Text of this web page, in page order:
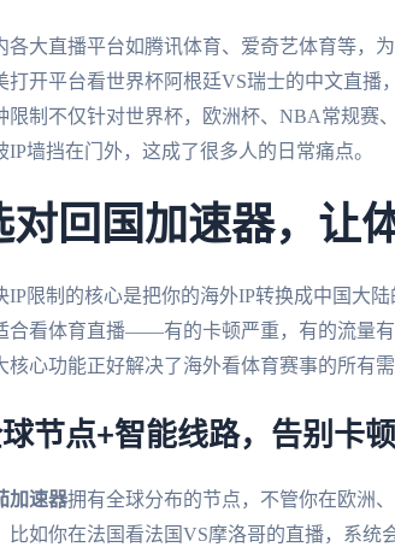
各大直播平台如腾讯体育、爱奇艺体育等，
打开平台看世界杯阿根廷VS瑞士的中文直播
限制不仅针对世界杯，欧洲杯、NBA常规赛
IP墙挡在门外，这成了很多人的日常痛点。
对回国加速器，让
IP限制的核心是把你的海外IP转换成中国大
合看体育直播——有的卡顿严重，有的流量
核心功能正好解决了海外看体育赛事的所有需
节点+智能线路，告别卡
加速器拥有全球分布的节点，不管你在欧洲
比如你在法国看法国VS摩洛哥的直播，系